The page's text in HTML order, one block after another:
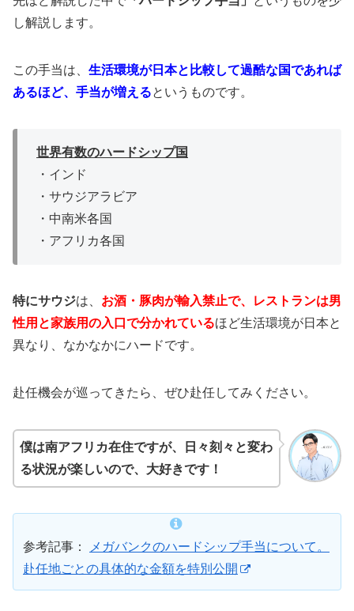
し解説します。
この手当は、 生活環境が日本と比較して過酷な国であれば
あるほど、手当が増えるというものです。
世界有数のハードシップ国
・インド
・サウジアラビア
・中南米各国
・アフリカ各国
特にサウジは、 お酒・豚肉が輸入禁止で、レストランは男
性用と家族用の入口で分かれているほど生活環境が日本と
異なり、なかなかにハードです。
赴任機会が巡ってきたら、ぜひ赴任してみください。
僕は南アフリカ在住ですが、日々刻々と変わ
る状況が楽しいので、大好きです！
参考記事：
メガバンクのハードシップ手当について。
赴任地ごとの具体的な金額を特別公開